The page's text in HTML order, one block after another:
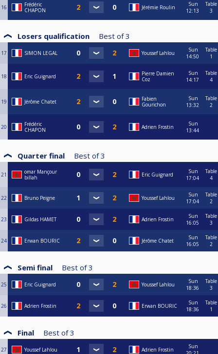
16
Frédéric
CHAPON
Jérémie Roulin
Sun
12:13
Table
3
Losers qualification Best of 3
17 SIMON LEGAL Youssef Lahlou
Sun
14:50
Table
1
18 Eric Guignard
Pierre Damien
Coz
Sun
14:17
Table
4
19 Jérôme Chatet
Fabien
Gourichon
Sun
13:32
Table
2
20
Frédéric
CHAPON
Adrien Frostin
Sun
13:44
Quarter final Best of 3
21
omar Mançour
billah
Eric Guignard
Sun
17:04
Table
4
22 Bruno Peigne Youssef Lahlou
Sun
17:04
Table
2
23 Gildas HAMET Adrien Frostin
Sun
16:05
Table
3
24 Erwan BOURIC Jérôme Chatet
Sun
16:05
Table
2
Semi final Best of 3
25 Eric Guignard Youssef Lahlou
Sun
18:36
Table
3
26 Adrien Frostin Erwan BOURIC
Sun
18:36
Table
1
Final Best of 3
27 Youssef Lahlou Adrien Frostin
Sun